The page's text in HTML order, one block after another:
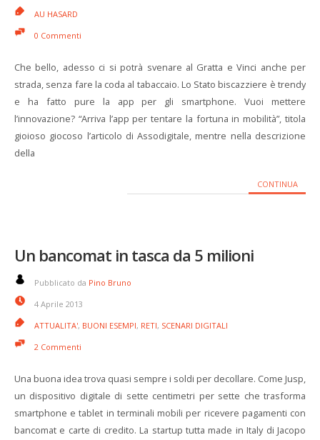
AU HASARD
0 Commenti
Che bello, adesso ci si potrà svenare al Gratta e Vinci anche per
strada, senza fare la coda al tabaccaio. Lo Stato biscazziere è trendy
e ha fatto pure la app per gli smartphone. Vuoi mettere
l’innovazione? “Arriva l’app per tentare la fortuna in mobilità”, titola
gioioso giocoso l’articolo di Assodigitale, mentre nella descrizione
della
CONTINUA
Un bancomat in tasca da 5 milioni
Pubblicato da Pino Bruno
4 Aprile 2013
ATTUALITA', BUONI ESEMPI, RETI, SCENARI DIGITALI
2 Commenti
Una buona idea trova quasi sempre i soldi per decollare. Come Jusp,
un dispositivo digitale di sette centimetri per sette che trasforma
smartphone e tablet in terminali mobili per ricevere pagamenti con
bancomat e carte di credito. La startup tutta made in Italy di Jacopo